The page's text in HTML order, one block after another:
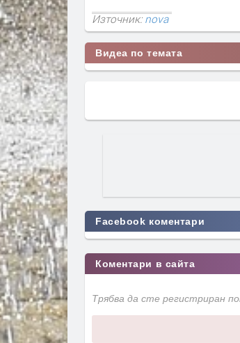
Източник:nova
Видеа по темата
Facebook коментари
Коментари в сайта
Трябва да сте регистриран